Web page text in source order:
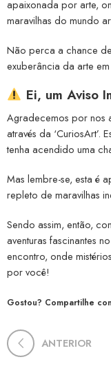
apaixonada por arte,
maravilhas do mundo
Não perca a chance
exuberância da arte
Ei, um Aviso
Agradecemos por nos
através da
tenha acendido uma
Mas lembre-se, esta é
repleto de maravilhas
Sendo assim, então,
aventuras fascinantes
encontro, onde
por você!
Gostou? Compartilhe
ANTERIOR